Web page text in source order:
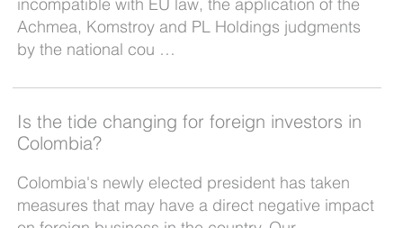
Achmea, Komstroy and PL Holdings judgments
by the national cou …
Is the tide changing for foreign investors in
Colombia?
Colombia's newly elected president has taken
measures that may have a direct negative impact